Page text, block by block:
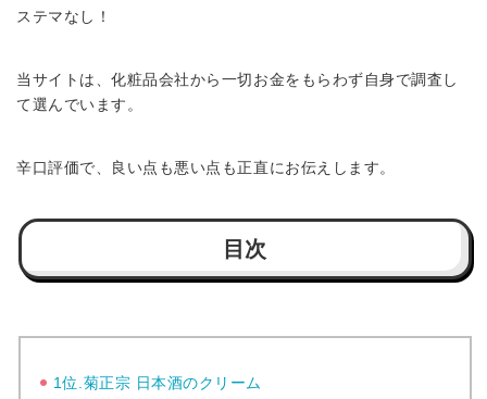
ステマなし！
当サイトは、化粧品会社から一切お金をもらわず自身で調査し
て選んでいます。
辛口評価で、良い点も悪い点も正直にお伝えします。
目次
1位.菊正宗 日本酒のクリーム